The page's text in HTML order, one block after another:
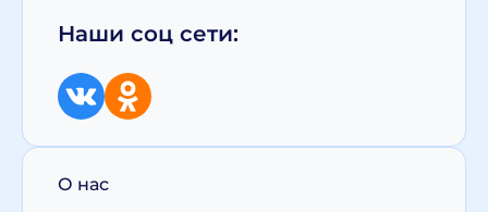
Наши соц сети:
О нас